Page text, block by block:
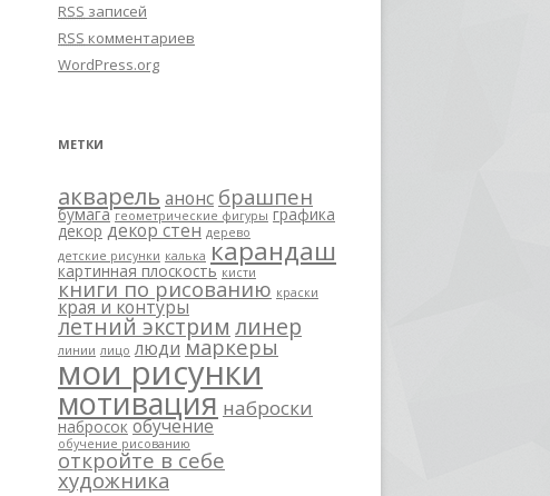
RSS записей
RSS комментариев
WordPress.org
МЕТКИ
акварель анонс брашпен
бумага геометрические фигуры графика
декор декор стен дерево
детские рисунки калька карандаш
картинная плоскость кисти
книги по рисованию краски
края и контуры
летний экстрим линер
линии лицо люди маркеры
мои рисунки
мотивация наброски
набросок обучение
обучение рисованию
откройте в себе
художника